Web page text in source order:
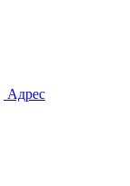
Адрес